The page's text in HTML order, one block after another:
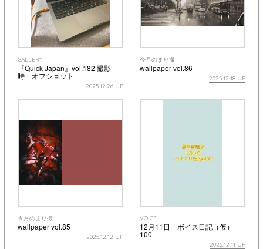
GALLERY
『Quick Japan』vol.182 撮影
時 オフショット
2025.12.26 UP
今月のまり撮
wallpaper vol.86
2025.12.18 UP
今月のまり撮
wallpaper vol.85
2025.12.12 UP
VOICE
12月11日 ボイス日記（仮）
100
2025.12.11 UP